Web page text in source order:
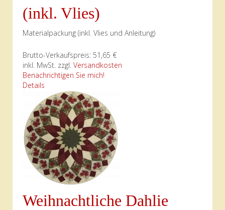
(inkl. Vlies)
Materialpackung (inkl. Vlies und Anleitung)
Brutto-Verkaufspreis: 51,65 €
inkl. MwSt. zzgl. Versandkosten
Benachrichtigen Sie mich!
Details
Weihnachtliche Dahlie